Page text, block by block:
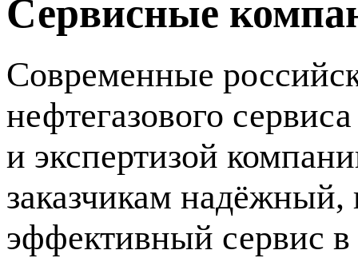
Сервисные
Современные
нефтегазового
и экспертизой
заказчикам
эффективный сервис